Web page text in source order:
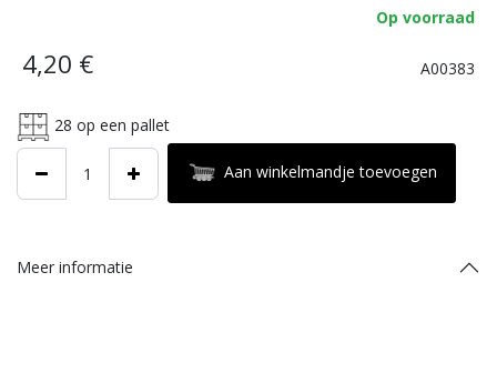
Op voorraad
4,20 € A00383
28 op een pallet
Aan winkelmandje toevoegen
Meer informatie